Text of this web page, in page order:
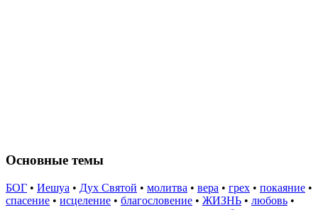
Основные темы
БОГ • Иешуа • Дух Святой • молитва • вера • грех • покаяние •
спасение • исцеление • благословение • ЖИЗНЬ • любовь •